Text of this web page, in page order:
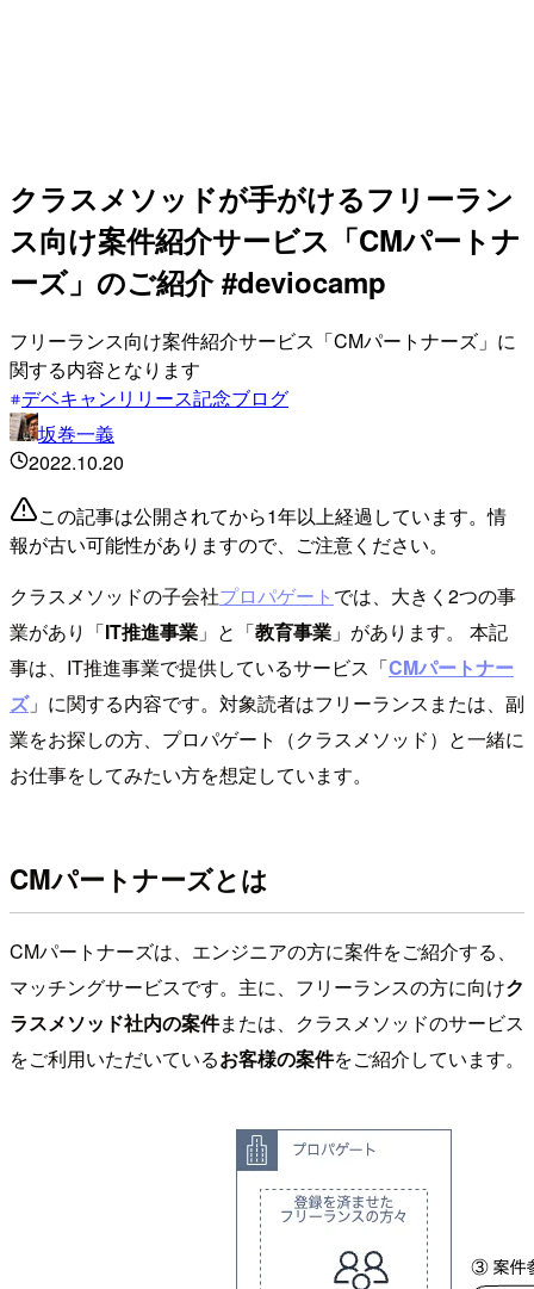
クラスメソッドが手がけるフリーラン
ス向け案件紹介サービス「CMパートナ
ーズ」のご紹介 #deviocamp
フリーランス向け案件紹介サービス「CMパートナーズ」に
関する内容となります
デベキャンリリース記念ブログ
坂巻一義
2022.10.20
この記事は公開されてから1年以上経過しています。情
報が古い可能性がありますので、ご注意ください。
クラスメソッドの子会社プロパゲート では、大きく2つの事
業があり「IT推進事業 」と「教育事業 」があります。 本記
事は、IT推進事業で提供しているサービス「CMパートナー
ズ」に関する内容です。対象読者はフリーランスまたは、副
業をお探しの方、プロパゲート（クラスメソッド）と一緒に
お仕事をしてみたい方を想定しています。
CMパートナーズとは
CMパートナーズは、エンジニアの方に案件をご紹介する、
マッチングサービスです。主に、フリーランスの方に向けク
ラスメソッド社内の案件または、クラスメソッドのサービス
をご利用いただいているお客様の案件をご紹介しています。